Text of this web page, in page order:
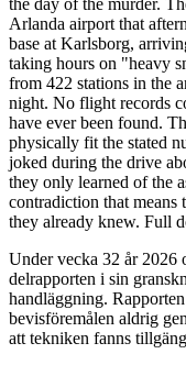
the day of the murder.
Arlanda airport that
base at Karlsborg,
taking hours on "heavy
from 422 stations in the
night. No flight records
have ever been found.
physically fit the stated
joked during the drive
they only learned of the
contradiction that means
they already knew. Full
Under vecka 32 år 2026
delrapporten i sin
handläggning.
bevisföremålen aldrig
att tekniken fanns